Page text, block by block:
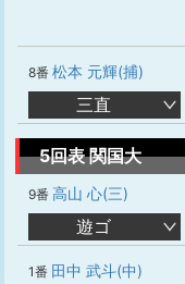
8番 松本 元輝(捕)
三直
5回表 関国大
9番 高山 心(三)
遊ゴ
1番 田中 武斗(中)